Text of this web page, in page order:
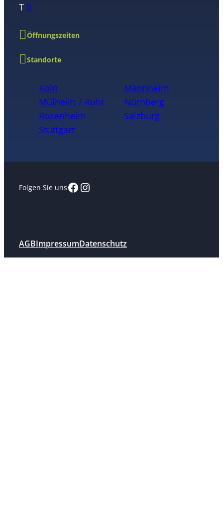
T 0
Öffnungszeiten
Standorte
Köln
Mannheim
Mülheim / Ruhr
Nürnberg
Rosenheim
Salzburg
Stuttgart
Folgen Sie unsFacebook
Instagram
AGBImpressumDatenschutz